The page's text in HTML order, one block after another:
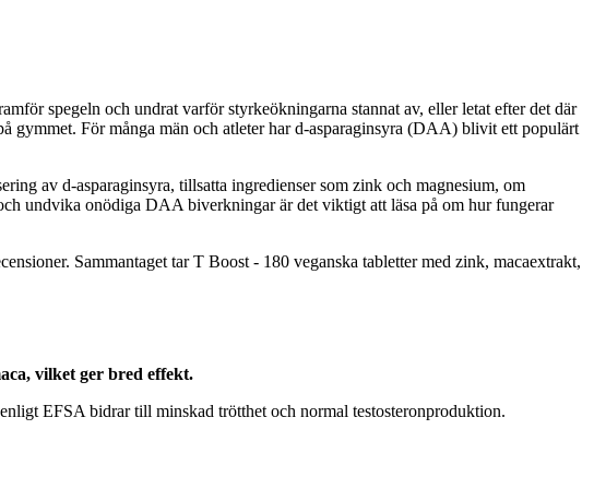
spegeln och undrat varför styrkeökningarna stannat av, eller letat efter det där
gymmet. För många män och atleter har d-asparaginsyra (DAA) blivit ett populärt
av d-asparaginsyra, tillsatta ingredienser som zink och magnesium, om
undvika onödiga DAA biverkningar är det viktigt att läsa på om hur fungerar
Sammantaget tar T Boost - 180 veganska tabletter med zink, macaextrakt,
vilket ger bred effekt.
EFSA bidrar till minskad trötthet och normal testosteronproduktion.